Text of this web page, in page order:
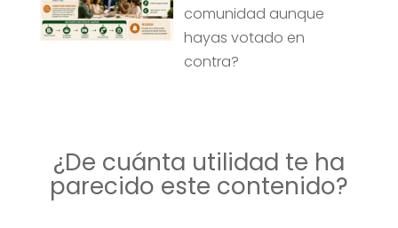
comunidad aunque
hayas votado en
contra?
¿De cuánta utilidad te ha
parecido este contenido?